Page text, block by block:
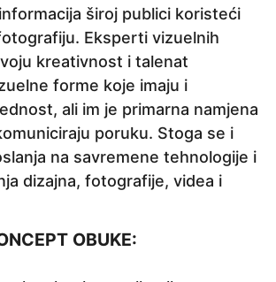
široj publici koristeći
Eksperti vizuelnih
kreativnost i talenat
forme koje imaju i
ali im je primarna namjena
poruku. Stoga se i
na savremene tehnologije i
dizajna, fotografije, videa i
OBUKE: